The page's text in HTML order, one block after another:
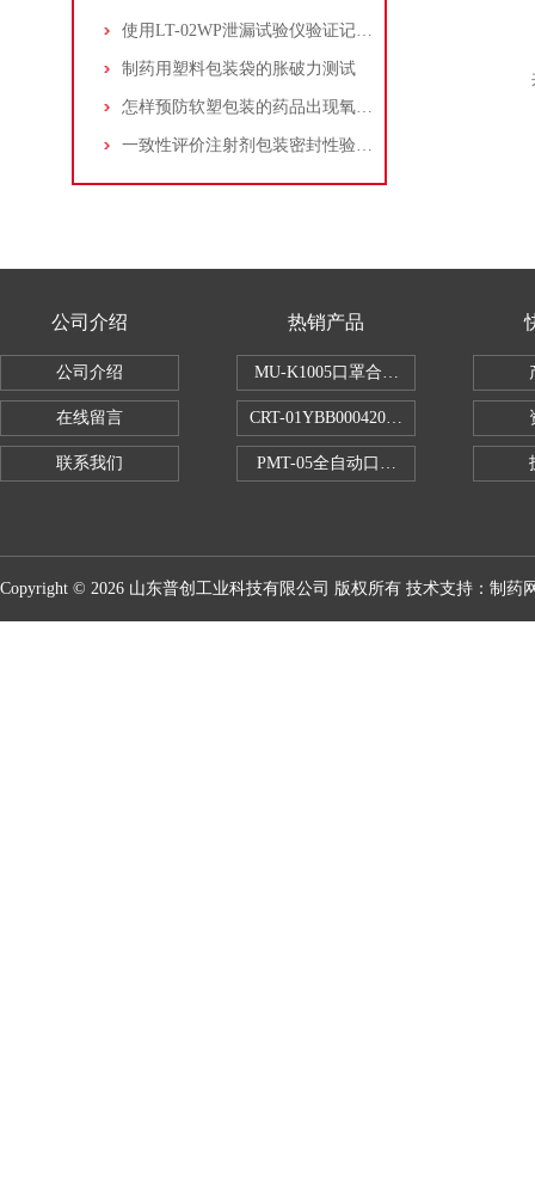
使用LT-02WP泄漏试验仪验证记号笔的质量问题
制药用塑料包装袋的胀破力测试
怎样预防软塑包装的药品出现氧化、变质或变色？
一致性评价注射剂包装密封性验证检测仪
公司介绍
公司介绍
在线留言
联系我们
热销产品
MU-K1005口罩合成血液穿透试验仪
CRT-01YBB00042005数显式安瓿瓶圆
PMT-05全自动口红折断力测试仪
Copyright © 2026 山东普创工业科技有限公司 版权所有 技术支持： 制药